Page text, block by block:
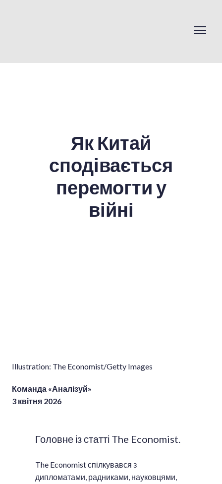
Як Китай
сподівається
перемогти у
війні
Illustration: The Economist/Getty Images
Команда «Аналізуй»
3 квітня 2026
Головне із статті The Economist.
The Economist спілкувався з
дипломатами, радниками, науковцями,